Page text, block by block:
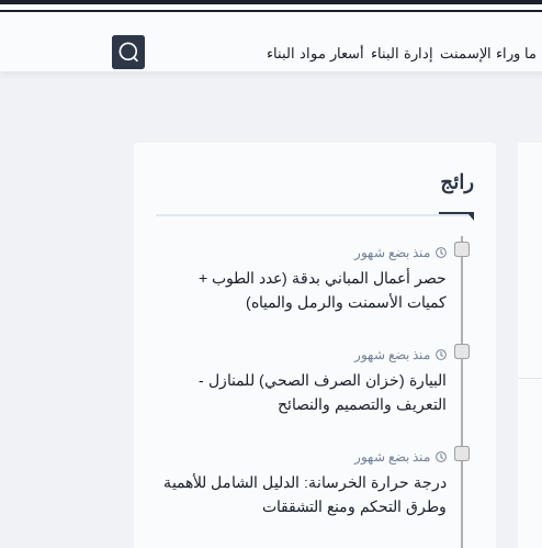
ما وراء الإسمنت إدارة البناء أسعار مواد البناء
رائج
منذ بضع شهور
حصر أعمال المباني بدقة (عدد الطوب +
كميات الأسمنت والرمل والمياه)
منذ بضع شهور
البيارة (خزان الصرف الصحي) للمنازل -
التعريف والتصميم والنصائح
منذ بضع شهور
درجة حرارة الخرسانة: الدليل الشامل للأهمية
وطرق التحكم ومنع التشققات